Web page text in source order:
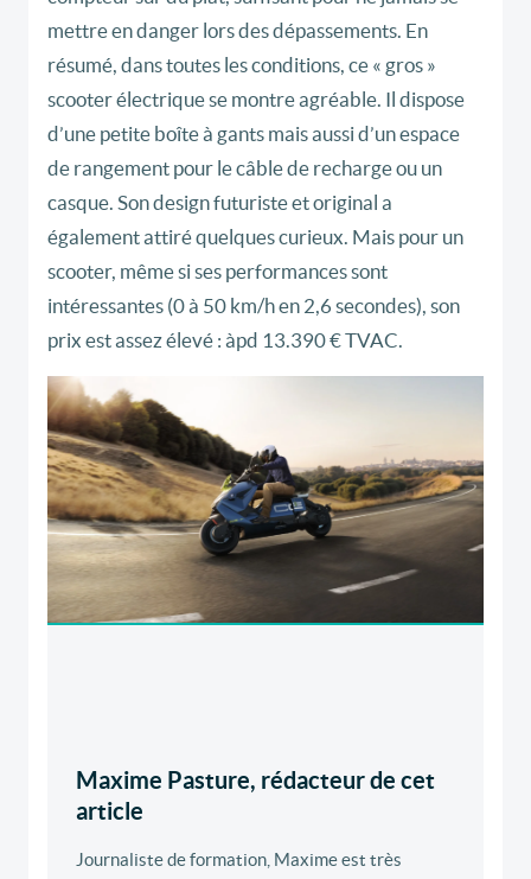
mettre en danger lors des dépassements. En
résumé, dans toutes les conditions, ce « gros »
scooter électrique se montre agréable. Il dispose
d’une petite boîte à gants mais aussi d’un espace
de rangement pour le câble de recharge ou un
casque. Son design futuriste et original a
également attiré quelques curieux. Mais pour un
scooter, même si ses performances sont
intéressantes (0 à 50 km/h en 2,6 secondes), son
prix est assez élevé : àpd 13.390 € TVAC.
Maxime Pasture, rédacteur de cet
article
Journaliste de formation, Maxime est très